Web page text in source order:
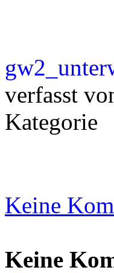
verfasst
Kategorie
Keine
Keine